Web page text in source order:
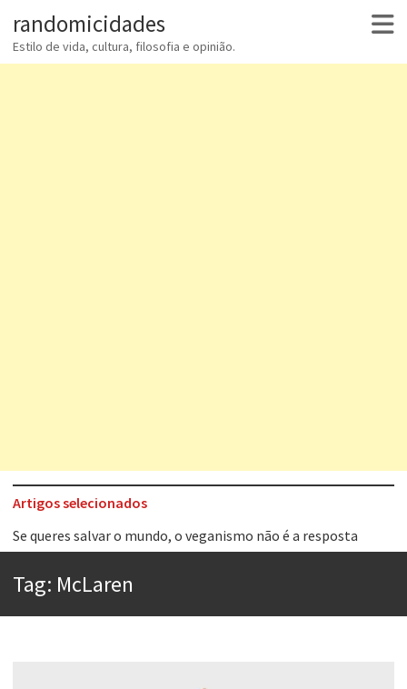
randomicidades
Estilo de vida, cultura, filosofia e opinião.
Artigos selecionados
Tem que filmar isso daí
Aprender a fracassar é o segredo do sucesso
Tag: McLaren